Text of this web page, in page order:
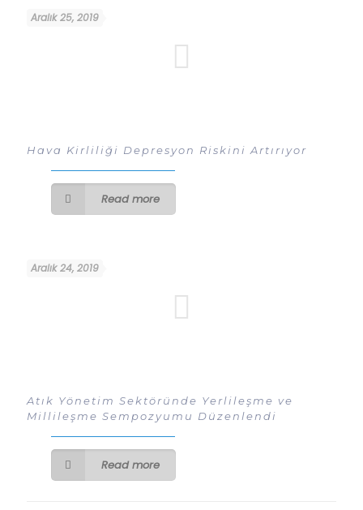
Aralık 25, 2019
Hava Kirliliği Depresyon Riskini Artırıyor
Read more
Aralık 24, 2019
Atık Yönetim Sektöründe Yerlileşme ve
Millileşme Sempozyumu Düzenlendi
Read more